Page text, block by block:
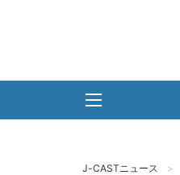
J-CASTニュース